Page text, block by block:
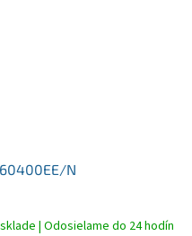
N
| Odosielame do 24 hodín